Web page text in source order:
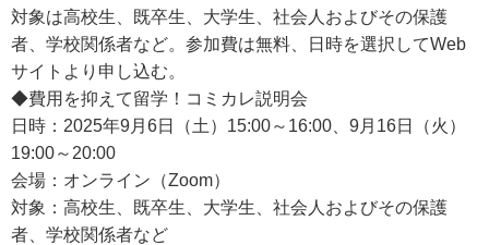
対象は高校生、既卒生、大学生、社会人およびその保護
者、学校関係者など。参加費は無料、日時を選択してWeb
サイトより申し込む。
◆費用を抑えて留学！コミカレ説明会
日時：2025年9月6日（土）15:00～16:00、9月16日（火）
19:00～20:00
会場：オンライン（Zoom）
対象：高校生、既卒生、大学生、社会人およびその保護
者、学校関係者など